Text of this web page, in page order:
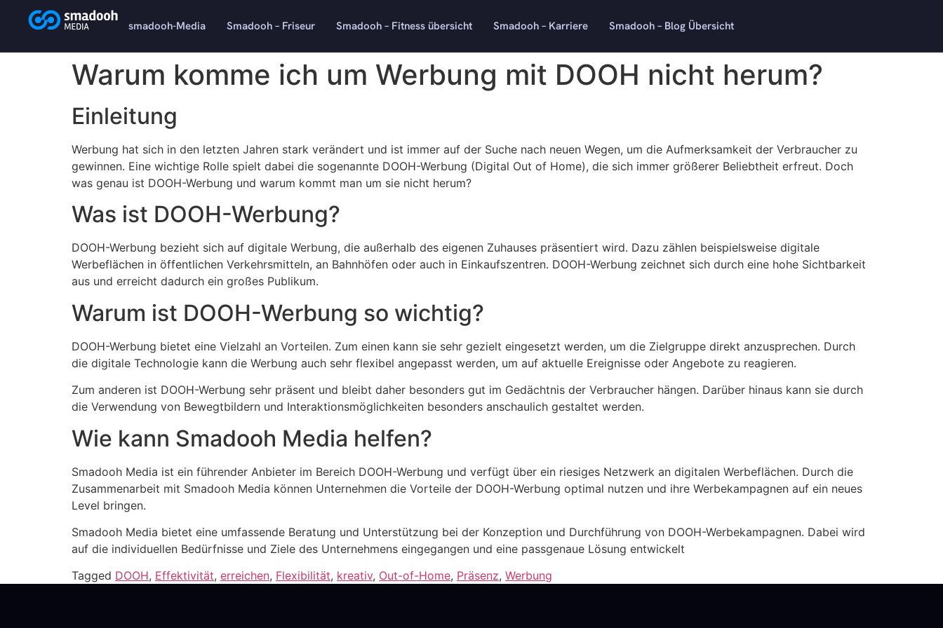
content
smadooh-Media
Smadooh – Friseur Smadooh – Fitness übersicht Smadooh – Karriere Smadooh – Blog Übersicht
Warum komme ich um Werbung mit DOOH nicht herum?
Einleitung
Werbung hat sich in den letzten Jahren stark verändert und ist immer auf der Suche nach neuen Wegen, um die Aufmerksamkeit der Verbraucher zu
gewinnen. Eine wichtige Rolle spielt dabei die sogenannte DOOH-Werbung (Digital Out of Home), die sich immer größerer Beliebtheit erfreut. Doch
was genau ist DOOH-Werbung und warum kommt man um sie nicht herum?
Was ist DOOH-Werbung?
DOOH-Werbung bezieht sich auf digitale Werbung, die außerhalb des eigenen Zuhauses präsentiert wird. Dazu zählen beispielsweise digitale
Werbeflächen in öffentlichen Verkehrsmitteln, an Bahnhöfen oder auch in Einkaufszentren. DOOH-Werbung zeichnet sich durch eine hohe Sichtbarkeit
aus und erreicht dadurch ein großes Publikum.
Warum ist DOOH-Werbung so wichtig?
DOOH-Werbung bietet eine Vielzahl an Vorteilen. Zum einen kann sie sehr gezielt eingesetzt werden, um die Zielgruppe direkt anzusprechen. Durch
die digitale Technologie kann die Werbung auch sehr flexibel angepasst werden, um auf aktuelle Ereignisse oder Angebote zu reagieren.
Zum anderen ist DOOH-Werbung sehr präsent und bleibt daher besonders gut im Gedächtnis der Verbraucher hängen. Darüber hinaus kann sie durch
die Verwendung von Bewegtbildern und Interaktionsmöglichkeiten besonders anschaulich gestaltet werden.
Wie kann Smadooh Media helfen?
Smadooh Media ist ein führender Anbieter im Bereich DOOH-Werbung und verfügt über ein riesiges Netzwerk an digitalen Werbeflächen. Durch die
Zusammenarbeit mit Smadooh Media können Unternehmen die Vorteile der DOOH-Werbung optimal nutzen und ihre Werbekampagnen auf ein neues
Level bringen.
Smadooh Media bietet eine umfassende Beratung und Unterstützung bei der Konzeption und Durchführung von DOOH-Werbekampagnen. Dabei wird
auf die individuellen Bedürfnisse und Ziele des Unternehmens eingegangen und eine passgenaue Lösung entwickelt
Tagged DOOH, Effektivität, erreichen, Flexibilität, kreativ, Out-of-Home, Präsenz, Werbung